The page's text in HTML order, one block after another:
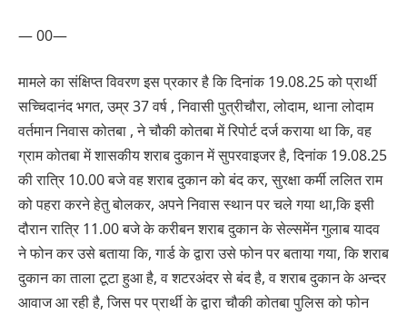
— 00—
मामले का संक्षिप्त विवरण इस प्रकार है कि दिनांक 19.08.25 को प्रार्थी
सच्चिदानंद भगत, उम्र 37 वर्ष , निवासी पुत्रीचौरा, लोदाम, थाना लोदाम
वर्तमान निवास कोतबा , ने चौकी कोतबा में रिपोर्ट दर्ज कराया था कि, वह
ग्राम कोतबा में शासकीय शराब दुकान में सुपरवाइजर है, दिनांक 19.08.25
की रात्रि 10.00 बजे वह शराब दुकान को बंद कर, सुरक्षा कर्मी ललित राम
को पहरा करने हेतु बोलकर, अपने निवास स्थान पर चले गया था,कि इसी
दौरान रात्रि 11.00 बजे के करीबन शराब दुकान के सेल्समेंन गुलाब यादव
ने फोन कर उसे बताया कि, गार्ड के द्वारा उसे फोन पर बताया गया, कि शराब
दुकान का ताला टूटा हुआ है, व शटरअंदर से बंद है, व शराब दुकान के अन्दर
आवाज आ रही है, जिस पर प्रार्थी के द्वारा चौकी कोतबा पुलिस को फोन